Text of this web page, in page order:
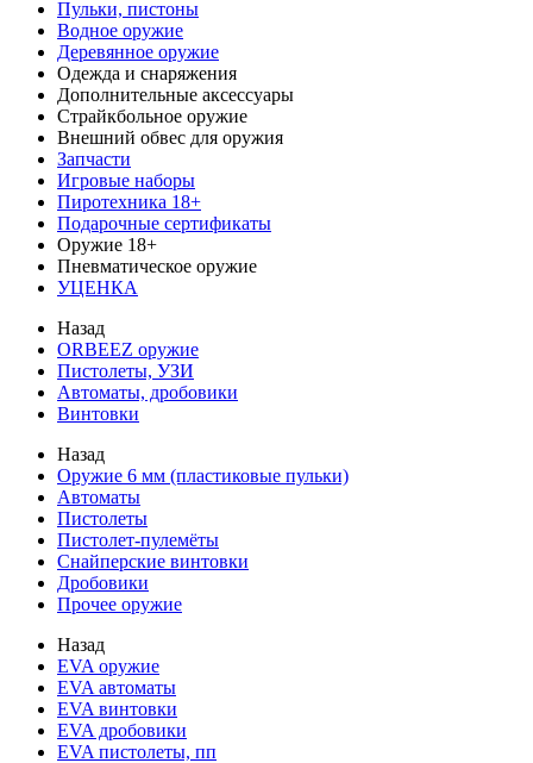
Пульки, пистоны
Водное оружие
Деревянное оружие
Одежда и снаряжения
Дополнительные аксессуары
Страйкбольное оружие
Внешний обвес для оружия
Запчасти
Игровые наборы
Пиротехника 18+
Подарочные сертификаты
Оружие 18+
Пневматическое оружие
УЦЕНКА
Назад
ORBEEZ оружие
Пистолеты, УЗИ
Автоматы, дробовики
Винтовки
Назад
Оружие 6 мм (пластиковые пульки)
Автоматы
Пистолеты
Пистолет-пулемёты
Снайперские винтовки
Дробовики
Прочее оружие
Назад
EVA оружие
EVA автоматы
EVA винтовки
EVA дробовики
EVA пистолеты, пп